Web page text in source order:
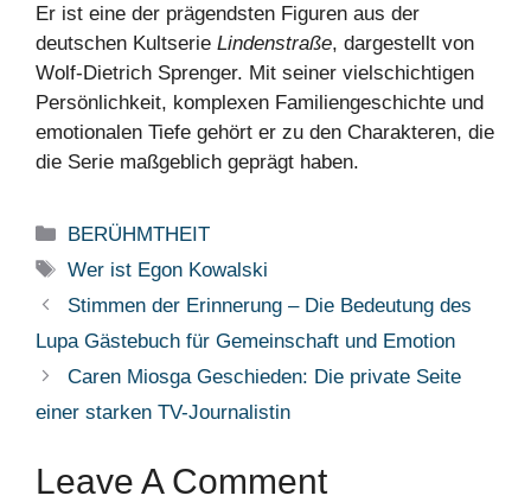
Er ist eine der prägendsten Figuren aus der
deutschen Kultserie Lindenstraße, dargestellt von
Wolf-Dietrich Sprenger. Mit seiner vielschichtigen
Persönlichkeit, komplexen Familiengeschichte und
emotionalen Tiefe gehört er zu den Charakteren, die
die Serie maßgeblich geprägt haben.
Categories
BERÜHMTHEIT
Tags
Wer ist Egon Kowalski
Stimmen der Erinnerung – Die Bedeutung des
Lupa Gästebuch für Gemeinschaft und Emotion
Caren Miosga Geschieden: Die private Seite
einer starken TV-Journalistin
Leave A Comment